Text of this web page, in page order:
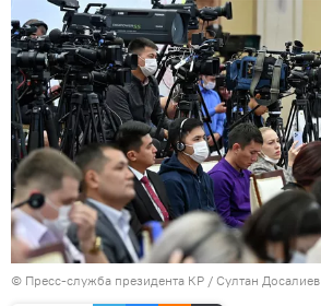
© Пресс-служба президента КР / Султан Досалиев